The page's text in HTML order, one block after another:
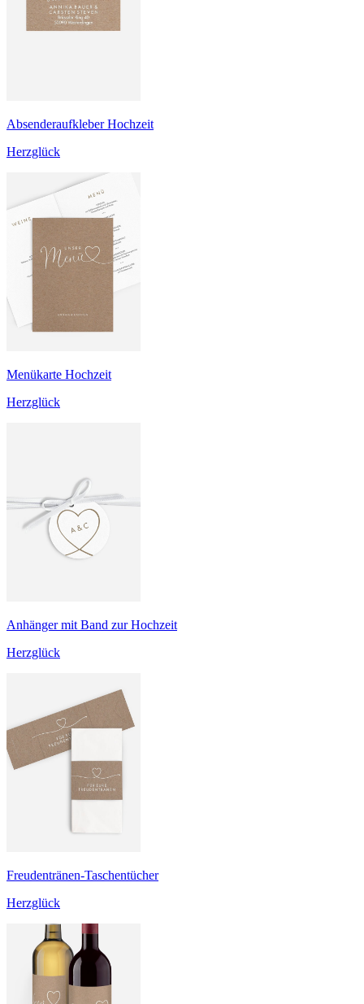
Absenderaufkleber Hochzeit
Herzglück
Menükarte Hochzeit
Herzglück
Anhänger mit Band zur Hochzeit
Herzglück
Freudentränen-Taschentücher
Herzglück